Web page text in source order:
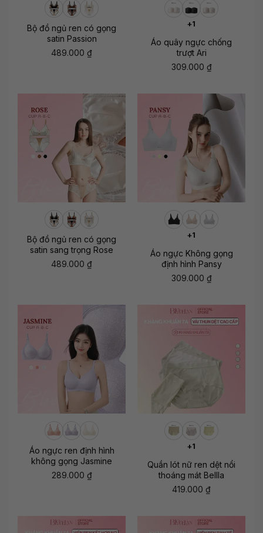
Bộ đồ ngủ ren có gọng
satin Passion
489.000 ₫
+1
Áo quây ngực chống
trượt Ari
309.000 ₫
Bộ đồ ngủ ren có gọng
satin sang trọng Rose
489.000 ₫
+1
Áo ngực Không gọng
định hình Pansy
309.000 ₫
Áo ngực ren định hình
không gọng Jasmine
289.000 ₫
+1
Quần lót nữ ren dệt nổi
thoáng mát Bellla
419.000 ₫